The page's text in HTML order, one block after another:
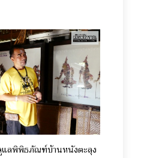
แลพิพิธภัณฑ์บ้านหนังตะลุง